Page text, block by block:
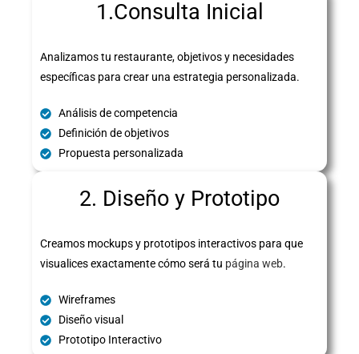
1.Consulta Inicial
Analizamos tu restaurante, objetivos y necesidades
específicas para crear una estrategia personalizada.
Análisis de competencia
Definición de objetivos
Propuesta personalizada
2. Diseño y Prototipo
Creamos mockups y prototipos interactivos para que
visualices exactamente cómo será tu página web.
Wireframes
Diseño visual
Prototipo Interactivo